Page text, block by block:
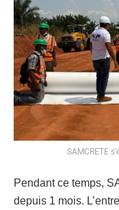
SAMCRETE
Pendant ce temps,
depuis 1 mois.